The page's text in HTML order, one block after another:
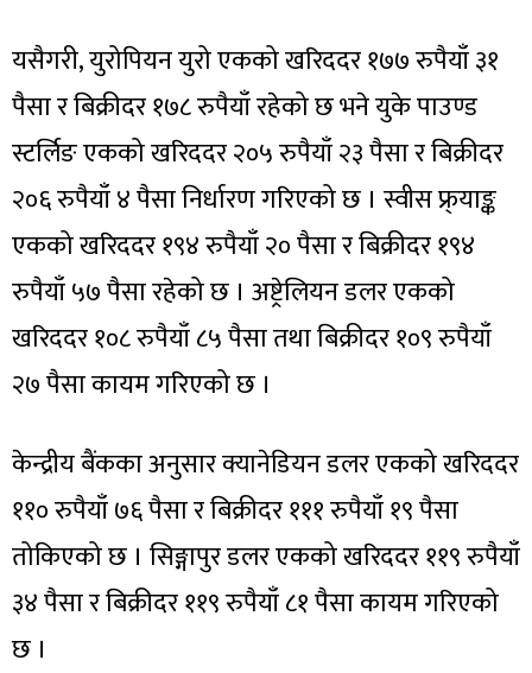
यसैगरी, युरोपियन युरो एकको खरिददर १७७ रुपैयाँ ३१
पैसा र बिक्रीदर १७८ रुपैयाँ रहेको छ भने युके पाउण्ड
स्टर्लिङ एकको खरिददर २०५ रुपैयाँ २३ पैसा र बिक्रीदर
२०६ रुपैयाँ ४ पैसा निर्धारण गरिएको छ । स्वीस फ्र्याङ्क
एकको खरिददर १९४ रुपैयाँ २० पैसा र बिक्रीदर १९४
रुपैयाँ ५७ पैसा रहेको छ । अष्ट्रेलियन डलर एकको
खरिददर १०८ रुपैयाँ ८५ पैसा तथा बिक्रीदर १०९ रुपैयाँ
२७ पैसा कायम गरिएको छ ।
केन्द्रीय बैंकका अनुसार क्यानेडियन डलर एकको खरिददर
११० रुपैयाँ ७६ पैसा र बिक्रीदर १११ रुपैयाँ १९ पैसा
तोकिएको छ । सिङ्गापुर डलर एकको खरिददर ११९ रुपैयाँ
३४ पैसा र बिक्रीदर ११९ रुपैयाँ ८१ पैसा कायम गरिएको
छ ।